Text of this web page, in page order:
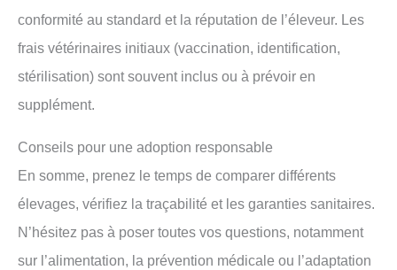
conformité au standard et la réputation de l’éleveur. Les
frais vétérinaires initiaux (vaccination, identification,
stérilisation) sont souvent inclus ou à prévoir en
supplément.
Conseils pour une adoption responsable
En somme, prenez le temps de comparer différents
élevages, vérifiez la traçabilité et les garanties sanitaires.
N’hésitez pas à poser toutes vos questions, notamment
sur l’alimentation, la prévention médicale ou l’adaptation